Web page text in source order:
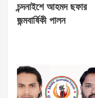
চন্দনাইশে আহমদ ছফার
জন্মবার্ষিকী পালন